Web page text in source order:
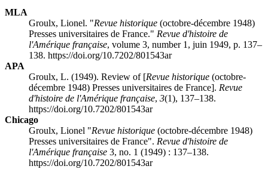
MLA
Groulx, Lionel. "Revue historique (octobre-décembre 1948)
Presses universitaires de France." Revue d'histoire de
l'Amérique française, volume 3, number 1, juin 1949, p. 137–
138. https://doi.org/10.7202/801543ar
APA
Groulx, L. (1949). Review of [Revue historique (octobre-
décembre 1948) Presses universitaires de France]. Revue
d'histoire de l'Amérique française, 3(1), 137–138.
https://doi.org/10.7202/801543ar
Chicago
Groulx, Lionel "Revue historique (octobre-décembre 1948)
Presses universitaires de France". Revue d'histoire de
l'Amérique française 3, no. 1 (1949) : 137–138.
https://doi.org/10.7202/801543ar